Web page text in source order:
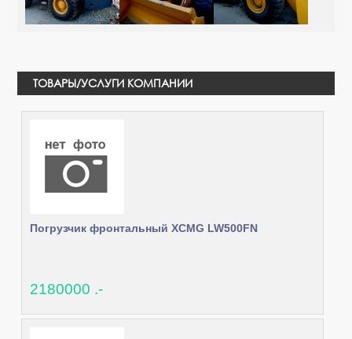
ТОВАРЫ/УСЛУГИ КОМПАНИИ
Погрузчик фронтальный XCMG LW500FN
2180000 .-